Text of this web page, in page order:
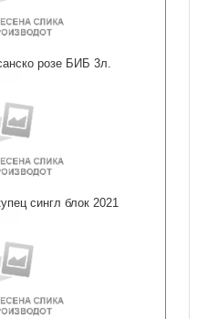
розе БИБ 3л.
сингл блок 2021